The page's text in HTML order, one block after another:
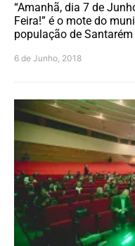
“Amanhã, dia 7 de
Feira!” é o mote do
população de
6 de Junho, 2018